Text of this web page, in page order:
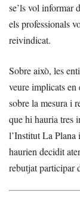
se’ls vol informar
els professionals
reivindicat.
Sobre això, les
veure implicats en
sobre la mesura i
que hi hauria tres
l’Institut La Plana
haurien decidit
rebutjat participar